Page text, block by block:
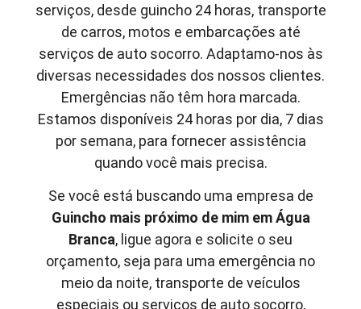
serviços, desde guincho 24 horas, transporte
de carros, motos e embarcações até
serviços de auto socorro. Adaptamo-nos às
diversas necessidades dos nossos clientes.
Emergências não têm hora marcada.
Estamos disponíveis 24 horas por dia, 7 dias
por semana, para fornecer assistência
quando você mais precisa.
Se você está buscando uma empresa de
Guincho mais próximo de mim emÁgua
Branca, ligue agora e solicite o seu
orçamento, seja para uma emergência no
meio da noite, transporte de veículos
especiais ou serviços de auto socorro,